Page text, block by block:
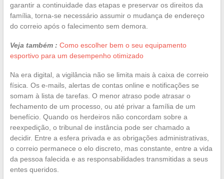
garantir a continuidade das etapas e preservar os direitos da
família, torna-se necessário assumir o mudança de endereço
do correio após o falecimento sem demora.
Veja também : Como escolher bem o seu equipamento
esportivo para um desempenho otimizado
Na era digital, a vigilância não se limita mais à caixa de correio
física. Os e-mails, alertas de contas online e notificações se
somam à lista de tarefas. O menor atraso pode atrasar o
fechamento de um processo, ou até privar a família de um
benefício. Quando os herdeiros não concordam sobre a
reexpedição, o tribunal de instância pode ser chamado a
decidir. Entre a esfera privada e as obrigações administrativas,
o correio permanece o elo discreto, mas constante, entre a vida
da pessoa falecida e as responsabilidades transmitidas a seus
entes queridos.